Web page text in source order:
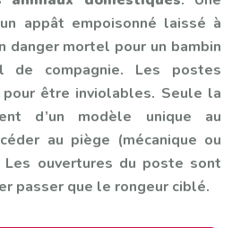
appât empoisonné laissé à
danger mortel pour un bambin
de compagnie. Les postes
être inviolables. Seule la
d’un modèle unique au
au piège (mécanique ou
Les ouvertures du poste sont
passer que le rongeur ciblé.